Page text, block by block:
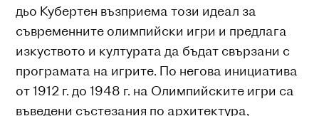
дьо Кубертен възприема този идеал за
съвременните олимпийски игри и предлага
изкуството и културата да бъдат свързани с
програмата на игрите. По негова инициатива
от 1912 г. до 1948 г. на Олимпийските игри са
въведени състезания по архитектура,